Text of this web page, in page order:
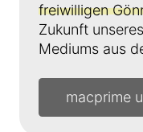
freiwilligen
Zukunft
Mediums aus
macprime